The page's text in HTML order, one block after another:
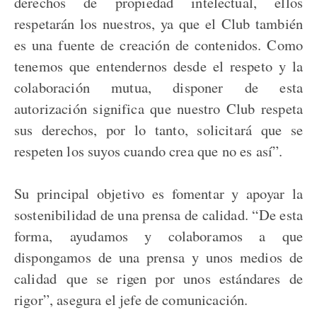
respetarán los nuestros, ya que el Club también
es una fuente de creación de contenidos. Como
tenemos que entendernos desde el respeto y la
colaboración mutua, disponer de esta
autorización significa que nuestro Club respeta
sus derechos, por lo tanto, solicitará que se
respeten los suyos cuando crea que no es así”.
Su principal objetivo es fomentar y apoyar la
sostenibilidad de una prensa de calidad. “De esta
forma, ayudamos y colaboramos a que
dispongamos de una prensa y unos medios de
calidad que se rigen por unos estándares de
rigor”, asegura el jefe de comunicación.